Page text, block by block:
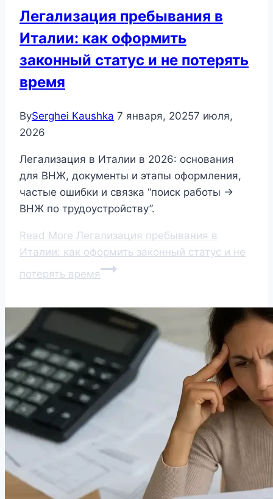
Легализация пребывания в
Италии: как оформить
законный статус и не потерять
время
BySerghei Kaushka 7 января, 20257 июля,
2026
Легализация в Италии в 2026: основания
для ВНЖ, документы и этапы оформления,
частые ошибки и связка “поиск работы →
ВНЖ по трудоустройству”.
Read More Легализация пребывания в
Италии: как оформить законный статус и не
потерять время